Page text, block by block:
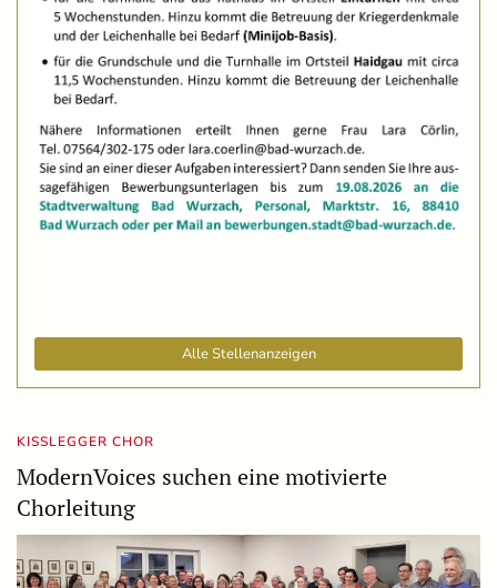
Alle Stellenanzeigen
KISSLEGGER CHOR
ModernVoices suchen eine motivierte
Chorleitung